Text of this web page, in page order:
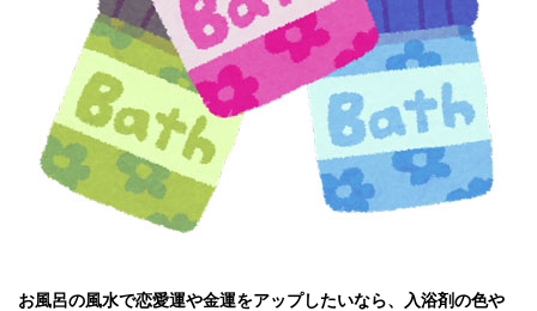
お風呂の風水で恋愛運や金運をアップしたいなら、入浴剤の色や